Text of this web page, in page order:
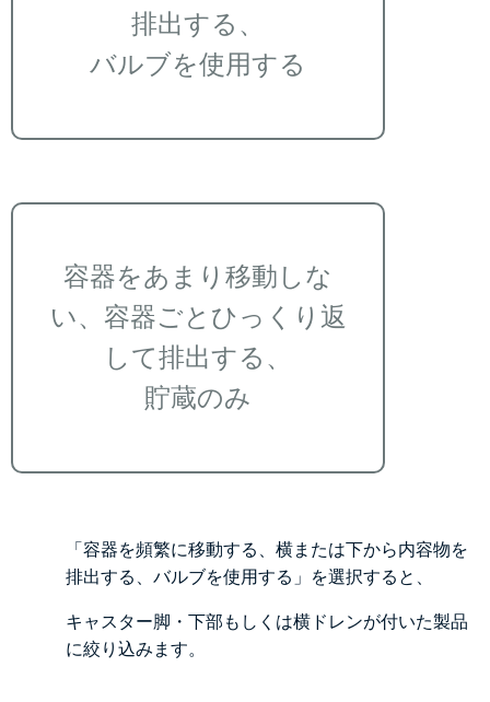
排出する、
バルブを使用する
容器をあまり移動しな
い、容器ごとひっくり返
して排出する、
貯蔵のみ
「容器を頻繁に移動する、横または下から内容物を
排出する、バルブを使用する」を選択すると、
キャスター脚・下部もしくは横ドレンが付いた製品
に絞り込みます。